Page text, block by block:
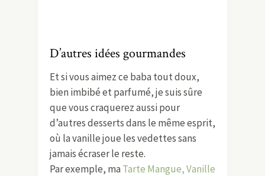
D’autres idées gourmandes
Et si vous aimez ce baba tout doux,
bien imbibé et parfumé, je suis sûre
que vous craquerez aussi pour
d’autres desserts dans le même esprit,
où la vanille joue les vedettes sans
jamais écraser le reste.
Par exemple, ma Tarte Mangue, Vanille